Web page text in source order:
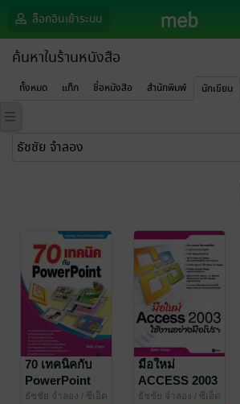
ล็อกอินเข้าระบบ
ค้นหาในร้านหนังสือ
ทั้งหมด แท็ก ชื่อหนังสือ สำนักพิมพ์ นักเขียน
70 เทคนิคกับ
PowerPoint
ธัชชัย จำลอง / ซีเอ็ด
มือใหม่
ACCESS 2003
ใช้งานอย่างมือ
ธัชชัย จำลอง / ซีเอ็ด